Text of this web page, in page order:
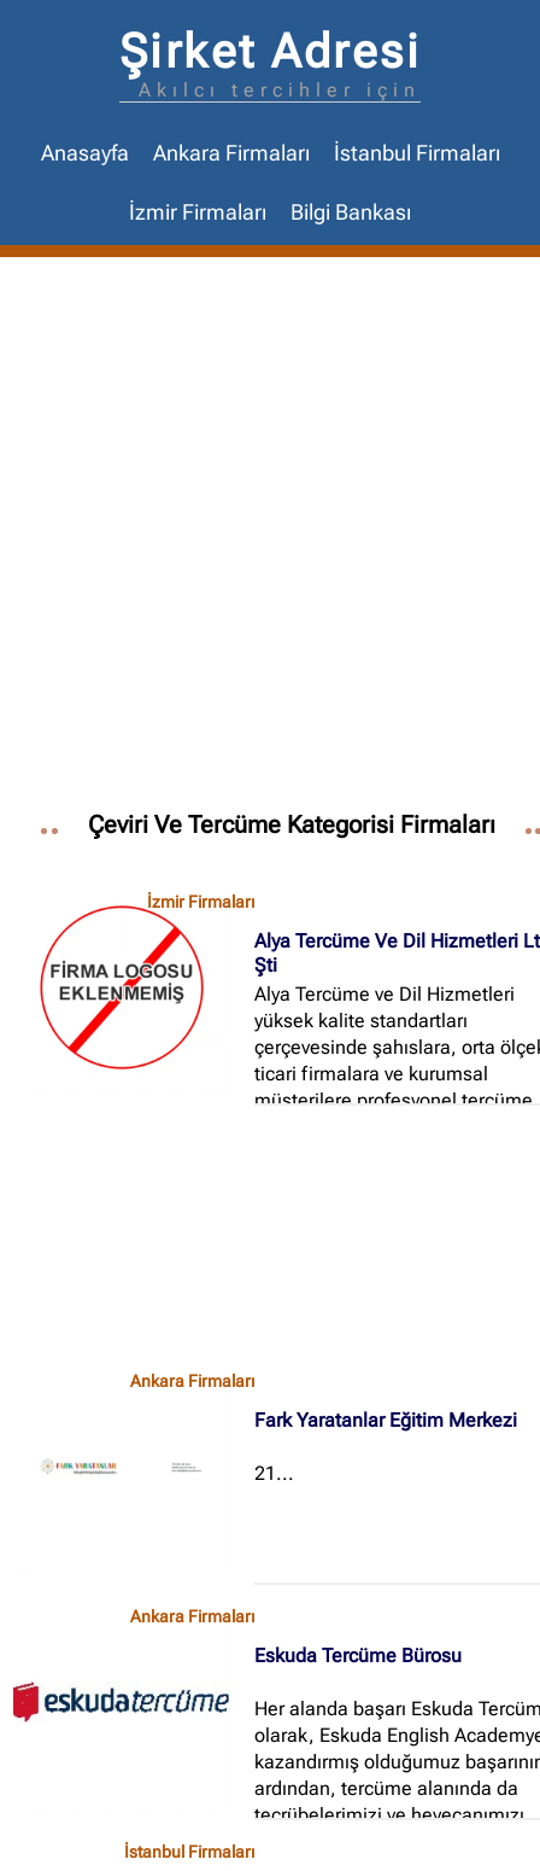
Şirket Adresi
Akılcı tercihler için
Anasayfa Ankara Firmaları İstanbul Firmaları
İzmir Firmaları Bilgi Bankası
Çeviri Ve Tercüme Kategorisi Firmaları
İzmir Firmaları
Alya Tercüme Ve Dil Hizmetleri
Şti
Alya Tercüme ve Dil Hizmetleri
yüksek kalite standartları
çerçevesinde şahıslara, orta
ticari firmalara ve kurumsal
müşterilere profesyonel tercüme
Ankara Firmaları
Fark Yaratanlar Eğitim Merkezi
21...
Ankara Firmaları
Eskuda Tercüme Bürosu
Her alanda başarı Eskuda
olarak, Eskuda English
kazandırmış olduğumuz
ardından, tercüme alanında da
tecrübelerimizi ve heyecanımızı
İstanbul Firmaları
İçerik grupları